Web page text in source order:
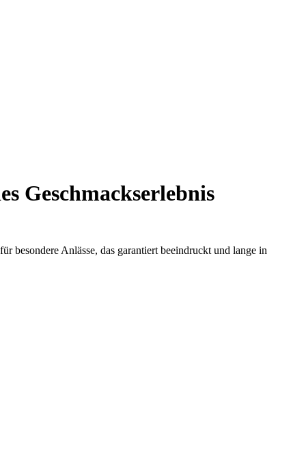
Geschmackserlebnis
besondere Anlässe, das garantiert beeindruckt und lange in